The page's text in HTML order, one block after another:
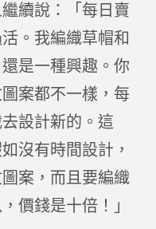
續說：「每日賣
。我編織草帽和
是一種興趣。你
案都不一樣，每
設計新的。這
沒有時間設計，
案，而且要編織
價錢是十倍！」